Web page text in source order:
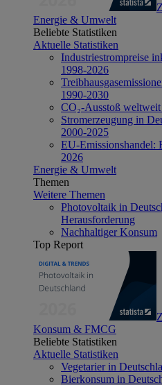
Energie & Umwelt
Beliebte Statistiken
Aktuelle Statistiken
Industriestrompreise
1998-2026
1990-2030
CO₂-Ausstoß
Stromerzeugung in
2000-2025
EU-Emissionshandel:
2026
Energie & Umwelt
Themen
Weitere Themen
Photovoltaik in
Herausforderung
Nachhaltiger Konsum
Top Report
Konsum & FMCG
Beliebte Statistiken
Aktuelle Statistiken
Vegetarier in
Bierkonsum in